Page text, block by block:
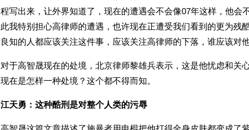
程写出来，让外界知道了，现在的遭遇会不会像07年这样，他会
此我特别担心高律师的遭遇，也许现在正遭受我们看到的更为残
良知的人都应该关注这件事，应该关注高律师的下落，谁应该对
对于高智晟现在的处境，北京律师黎雄兵表示，这是他忧虑和关
现在是怎样一种处境？这个都不得而知。
江天勇：这种酷刑是对整个人类的污辱